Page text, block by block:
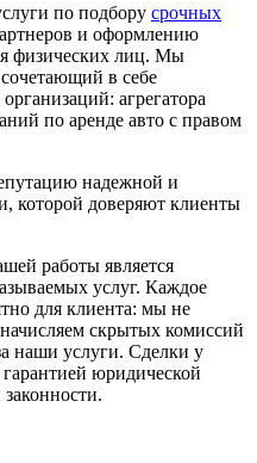
по подбору срочных
и оформлению
физических лиц. Мы
в себе
агрегатора
по аренде авто с правом
надежной и
которой доверяют клиенты
работы является
услуг. Каждое
для клиента: мы не
скрытых комиссий
наши услуги. Сделки у
юридической